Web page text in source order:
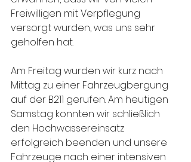
Freiwilligen mit Verpflegung
versorgt wurden, was uns sehr
geholfen hat.
Am Freitag wurden wir kurz nach
Mittag zu einer Fahrzeugbergung
auf der B211 gerufen. Am heutigen
Samstag konnten wir schließlich
den Hochwassereinsatz
erfolgreich beenden und unsere
Fahrzeuge nach einer intensiven